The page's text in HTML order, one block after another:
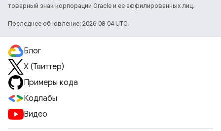
товарный знак корпорации Oracle и ее аффилированных лиц.
Последнее обновление: 2026-08-04 UTC.
Блог
X (Твиттер)
Примеры кода
Кодлабы
Видео